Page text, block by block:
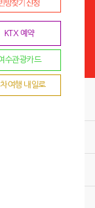
KTX 예약
수관광카드
여행 내일로